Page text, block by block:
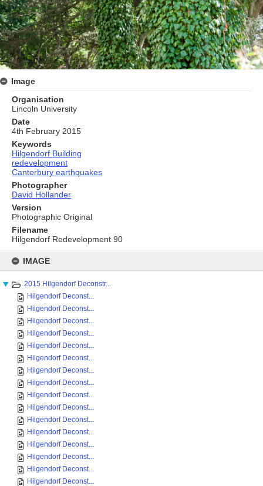
content
IMAGE
2015 Hilgendorf Deconstr...
Hilgendorf Deconst...
Hilgendorf Deconst...
Hilgendorf Deconst...
Hilgendorf Deconst...
Hilgendorf Deconst...
Hilgendorf Deconst...
Hilgendorf Deconst...
Hilgendorf Deconst...
Hilgendorf Deconst...
Hilgendorf Deconst...
Hilgendorf Deconst...
Hilgendorf Deconst...
Hilgendorf Deconst...
Hilgendorf Deconst...
Hilgendorf Deconst...
Hilgendorf Deconst...
Image
Organisation
Lincoln University
Date
4th February 2015
Keywords
Hilgendorf Building
redevelopment
Canterbury earthquakes
Photographer
David Hollander
Version
Photographic Original
Filename
Hilgendorf Redevelopment 90